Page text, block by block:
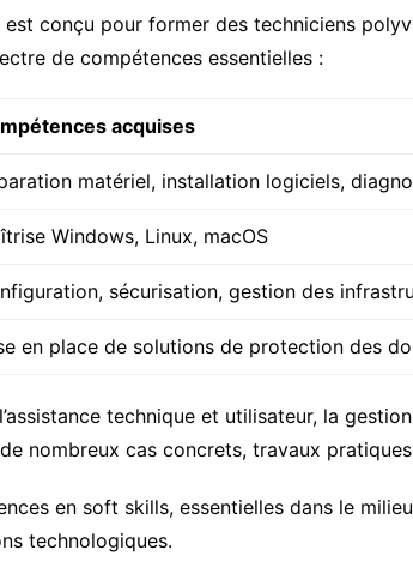
conçu pour former des techniciens
de compétences essentielles :
acquises
matériel, installation logiciels,
Windows, Linux, macOS
sécurisation, gestion des
en place de solutions de protection des
technique et utilisateur, la
nombreux cas concrets, travaux
en soft skills, essentielles dans le
technologiques.